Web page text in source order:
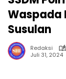
Waspada
Susulan
Redaksi
Juli 31, 2024